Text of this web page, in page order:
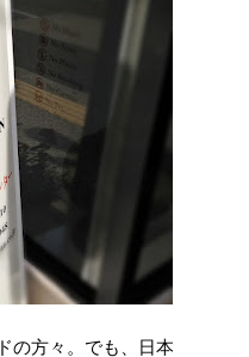
の方々。でも、日本